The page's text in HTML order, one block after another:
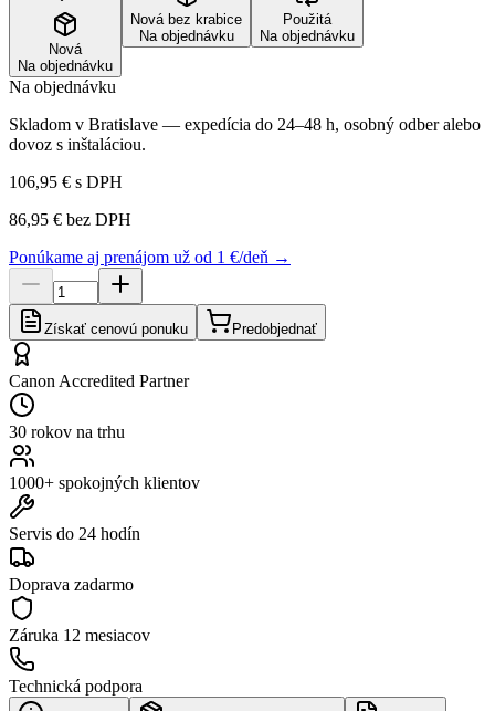
Nová
Na objednávku
Nová bez krabice
Na objednávku
Použitá
Na objednávku
Na objednávku
Skladom v Bratislave — expedícia do 24–48 h, osobný odber alebo
dovoz s inštaláciou.
106,95 € s DPH
86,95 € bez DPH
Ponúkame aj prenájom už od 1 €/deň →
Získať cenovú ponuku Predobjednať
Canon Accredited Partner
30 rokov na trhu
1000+ spokojných klientov
Servis do 24 hodín
Doprava zadarmo
Záruka 12 mesiacov
Technická podpora